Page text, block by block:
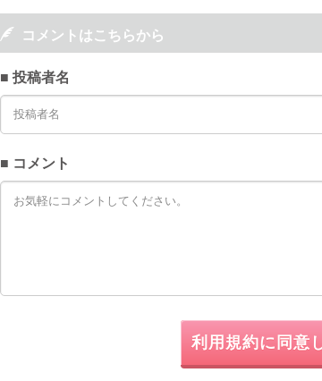
 コメントはこちらから
■ 投稿者名
■ コメント
利用規約に同意